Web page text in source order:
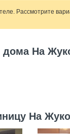
Рассмотрите
дома На
На